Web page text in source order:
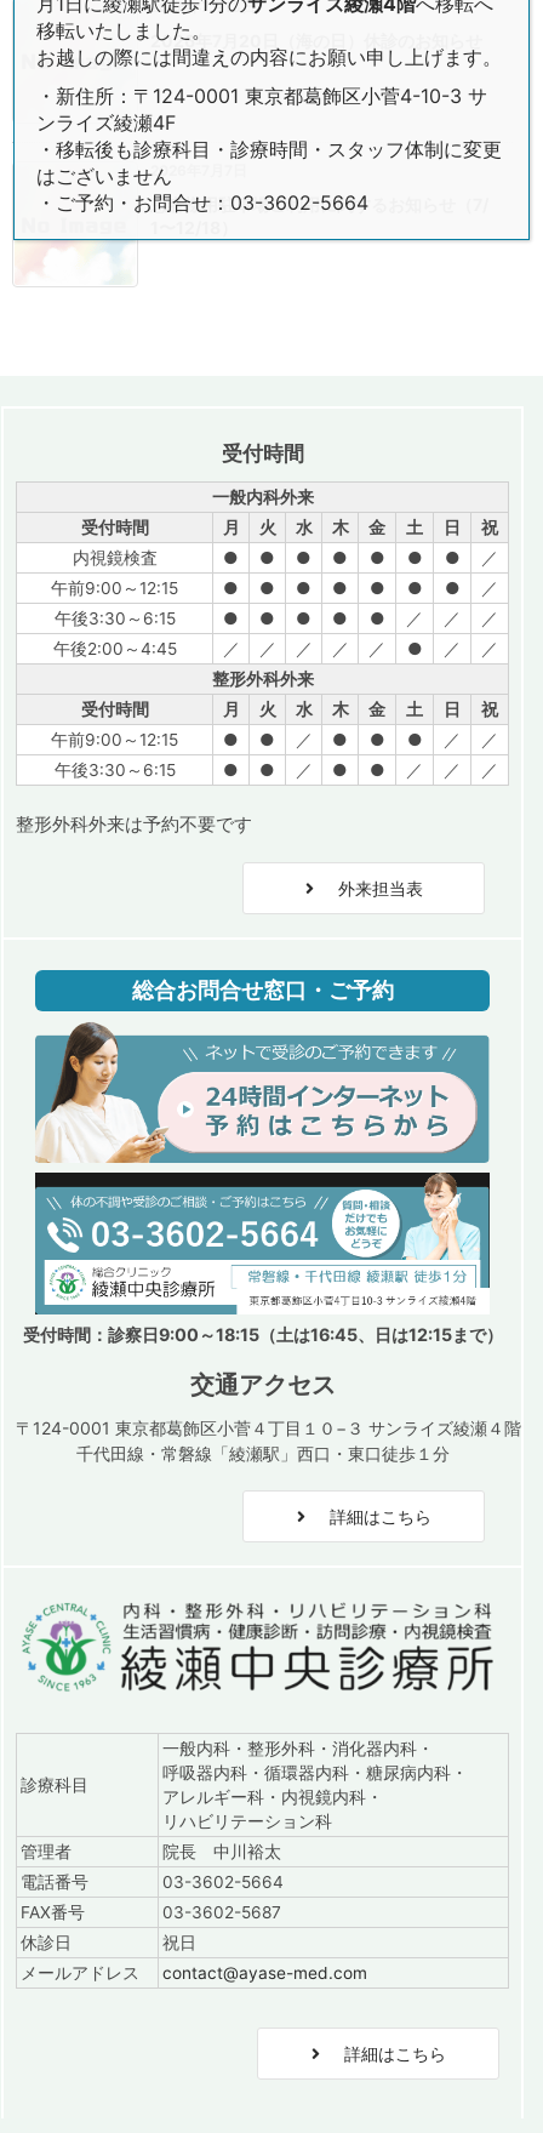
2026年7月13日
2026年7月20日（海の日）休診のお知らせ
2026年7月7日
患者様用駐車場ご利用に関するお知らせ（7/
受付時間
一般内科外来
受付時間
月 火 水 木 金 土 日
祝
内視鏡検査
● ● ● ● ● ● ●
／
午前9:00～12:15
● ● ● ● ● ● ●
／
午後3:30～6:15
● ● ● ● ● ／ ／
／
午後2:00～4:45
／ ／ ／ ／ ／ ● ／
／
整形外科外来
受付時間
月 火 水 木 金 土 日
祝
午前9:00～12:15
● ● ／ ● ● ● ／
／
午後3:30～6:15
● ● ／ ● ● ／ ／ ／
整形外科外来は予約不要です
外来担当表
総合お問合せ窓口・ご予約
受付時間：診察日9:00～18:15（土は16:45、日は12:15まで）
交通アクセス
〒124-0001 東京都葛飾区小菅４丁目１０−３ サンライズ綾瀬４階
千代田線・常磐線「綾瀬駅」西口・東口徒歩１分
詳細はこちら
診療科目
一般内科・整形外科・消化器内科・
呼吸器内科・循環器内科・糖尿病内科・
アレルギー科・内視鏡内科・
リハビリテーション科
管理者
院長 中川裕太
電話番号
03-3602-5664
FAX番号
03-3602-5687
休診日
祝日
メールアドレス
contact@ayase-med.com
詳細はこちら
移転いたしました。
お越しの際には間違えの内容にお願い申し上げます。
・新住所：〒124-0001 東京都葛飾区小菅4-10-3 サ
ンライズ綾瀬4F
・移転後も診療科目・診療時間・スタッフ体制に変更
はございません
・ご予約・お問合せ：03-3602-5664